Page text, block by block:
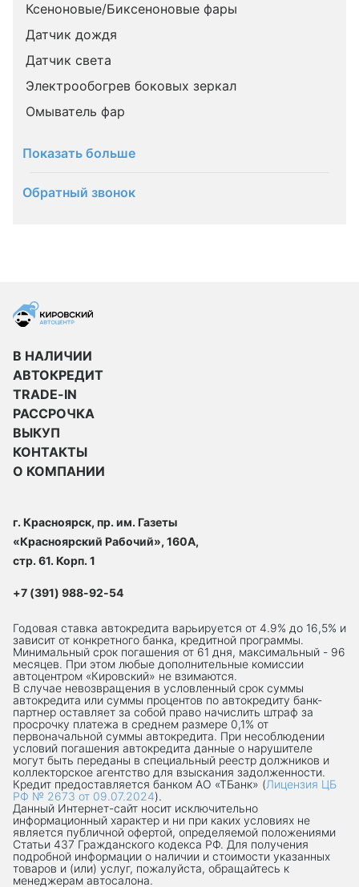
Ксеноновые/Биксеноновые фары
Датчик дождя
Датчик света
Электрообогрев боковых зеркал
Омыватель фар
Показать больше
Обратный звонок
В НАЛИЧИИ
АВТОКРЕДИТ
TRADE-IN
РАССРОЧКА
ВЫКУП
КОНТАКТЫ
О КОМПАНИИ
г. Красноярск, пр. им. Газеты
«Красноярский Рабочий», 160А,
стр. 61. Корп. 1
+7 (391) 988-92-54
Годовая ставка автокредита варьируется от 4.9% до 16,5% и
зависит от конкретного банка, кредитной программы.
Минимальный срок погашения от 61 дня, максимальный - 96
месяцев. При этом любые дополнительные комиссии
автоцентром «Кировский» не взимаются.
В случае невозвращения в условленный срок суммы
автокредита или суммы процентов по автокредиту банк-
партнер оставляет за собой право начислить штраф за
просрочку платежа в среднем размере 0,1% от
первоначальной суммы автокредита. При несоблюдении
условий погашения автокредита данные о нарушителе
могут быть переданы в специальный реестр должников и
коллекторское агентство для взыскания задолженности.
Кредит предоставляется банком АО «ТБанк» (Лицензия ЦБ
РФ № 2673 от 09.07.2024).
Данный Интернет-сaйт носит исключительно
информационный характер и ни при каких условиях не
является публичной офертой, определяемой положениями
Статьи 437 Гражданского кодекса РФ. Для получения
подробной информации о наличии и стоимости указанных
товаров и (или) услуг, пожалуйста, обращайтесь к
менеджерам автосалона.